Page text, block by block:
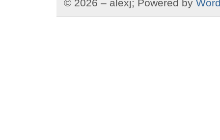
© 2026 – alexj; Powered by